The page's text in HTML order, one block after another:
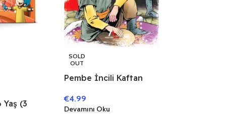
(3
SOLD
OUT
Pembe İncili Kaftan
€4.99
Devamını Oku